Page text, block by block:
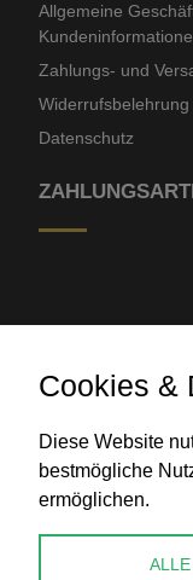
Allgemeine
Zahlungs- und
Datenschutz
Banküberweisung
KONTAKT
Cookies &
Diese Website
bestmögliche
ermöglichen.